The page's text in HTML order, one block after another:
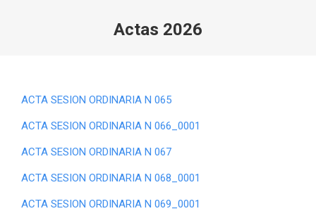
Actas 2026
ACTA SESION ORDINARIA N 065
ACTA SESION ORDINARIA N 066_0001
ACTA SESION ORDINARIA N 067
ACTA SESION ORDINARIA N 068_0001
ACTA SESION ORDINARIA N 069_0001